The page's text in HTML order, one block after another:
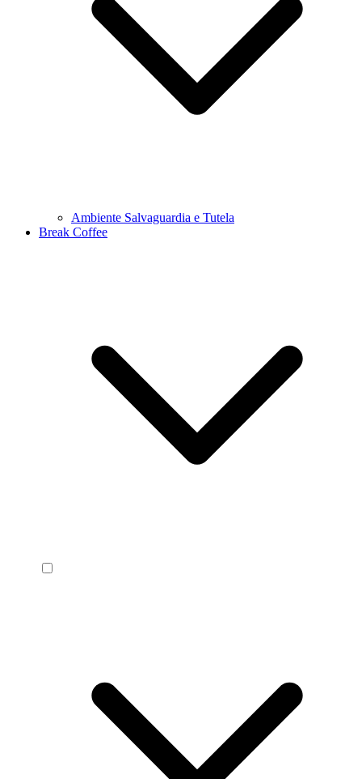
Ambiente Salvaguardia e Tutela
Break Coffee